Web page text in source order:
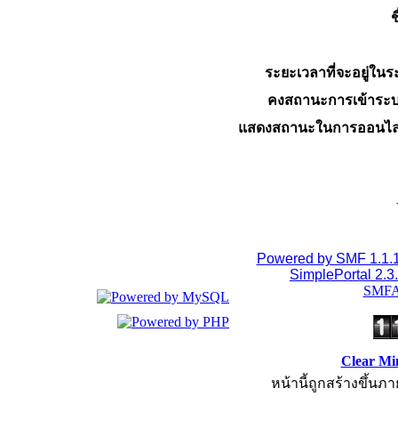
ระยะเวลาที่จะอยู่ใน
คงสถานะการเข้าระ
แสดงสถานะในการออน
Powered by SMF
SimplePortal
Clear
หน้านี้ถูกสร้างขึ้นภา